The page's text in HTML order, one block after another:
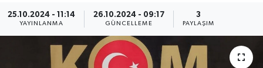
25.10.2024 - 11:14
YAYINLANMA
26.10.2024 - 09:17
GÜNCELLEME
3
PAYLAŞIM